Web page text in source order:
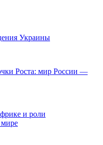
Украины
Роста: мир России —
и роли
мире